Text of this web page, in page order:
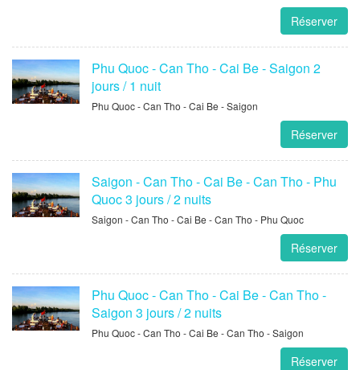
Réserver
Phu Quoc - Can Tho - Cai Be - Saigon 2
jours / 1 nuit
Phu Quoc - Can Tho - Cai Be - Saigon
Réserver
Saigon - Can Tho - Cai Be - Can Tho - Phu
Quoc 3 jours / 2 nuits
Saigon - Can Tho - Cai Be - Can Tho - Phu Quoc
Réserver
Phu Quoc - Can Tho - Cai Be - Can Tho -
Saigon 3 jours / 2 nuits
Phu Quoc - Can Tho - Cai Be - Can Tho - Saigon
Réserver